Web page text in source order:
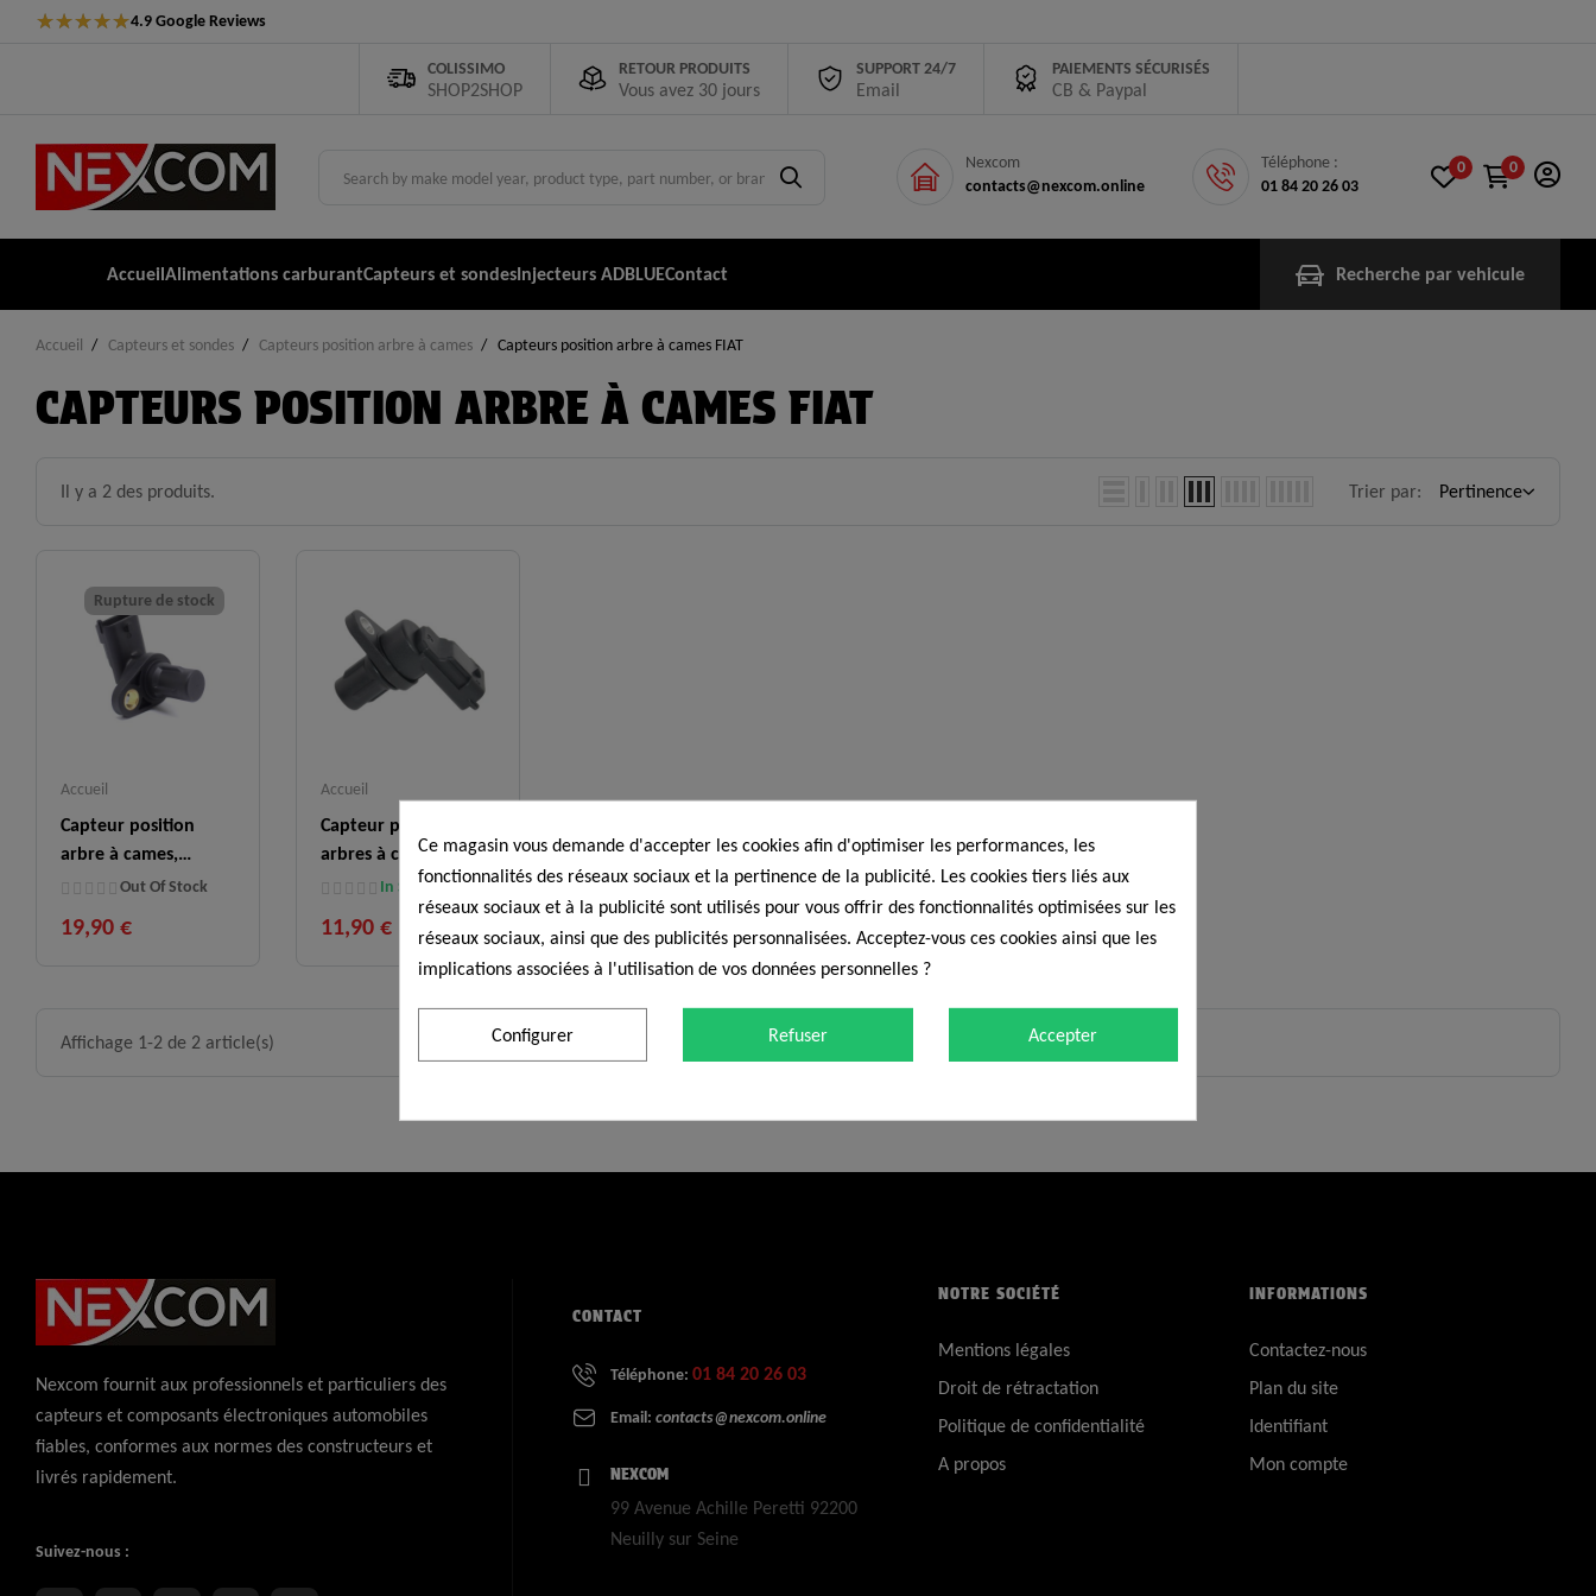
COLISSIMO
SHOP2SHOP
RETOUR PRODUITS
Vous avez 30 jours
SUPPORT 24/7
Email
PAIEMENTS SÉCURISÉS
CB & Paypal
4.9 Google Reviews
★★★★★
Nexcom
contacts@nexcom.online
Téléphone :
01 84 20 26 03
0 0
AccueilAlimentations carburantCapteurs et sondesInjecteurs ADBLUEContact Recherche par vehicule
Accueil Capteurs et sondes Capteurs position arbre à cames Capteurs position arbre à cames FIAT
CAPTEURS POSITION ARBRE À CAMES FIAT
Il y a 2 des produits. Trier par: Pertinence
Rupture de stock
Accueil
Capteur position
arbre à cames,
0281002634Out Of Stock
19,90 €
Accueil
Capteur position
arbres à cames,
0232103046In Stock
11,90 €
Affichage 1-2 de 2 article(s)
Nexcom fournit aux professionnels et particuliers des
capteurs et composants électroniques automobiles
fiables, conformes aux normes des constructeurs et
livrés rapidement.
Suivez-nous :
CONTACT
Téléphone: 01 84 20 26 03
Email: contacts@nexcom.online
NEXCOM
99 Avenue Achille Peretti 92200
Neuilly sur Seine
NOTRE SOCIÉTÉ
Mentions légales
Droit de rétractation
Politique de confidentialité
A propos
INFORMATIONS
Contactez-nous
Plan du site
Identifiant
Mon compte
Ce magasin vous demande d'accepter les cookies afin d'optimiser les performances, les
fonctionnalités des réseaux sociaux et la pertinence de la publicité. Les cookies tiers liés aux
réseaux sociaux et à la publicité sont utilisés pour vous offrir des fonctionnalités optimisées sur les
réseaux sociaux, ainsi que des publicités personnalisées. Acceptez-vous ces cookies ainsi que les
implications associées à l'utilisation de vos données personnelles ?
Configurer Refuser Accepter